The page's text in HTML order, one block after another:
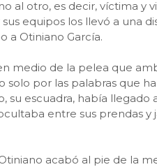
al otro, es decir, víctima y
equipos los llevó a una
a Otiniano García.
medio de la pelea que
solo por las palabras que
su escuadra, había
entre sus prendas y
acabó al pie de la